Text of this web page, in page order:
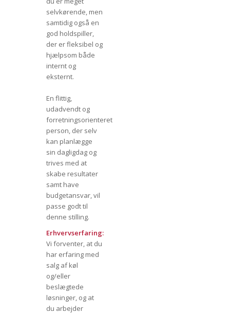
selvkørende, men
samtidig også en
god holdspiller,
der er fleksibel og
hjælpsom både
internt og
eksternt.
En flittig,
udadvendt og
forretningsorienteret
person, der selv
kan planlægge
sin dagligdag og
trives med at
skabe resultater
samt have
budgetansvar, vil
passe godt til
denne stilling.
Erhvervserfaring:
Vi forventer, at du
har erfaring med
salg af køl
og/eller
beslægtede
løsninger, og at
du arbejder